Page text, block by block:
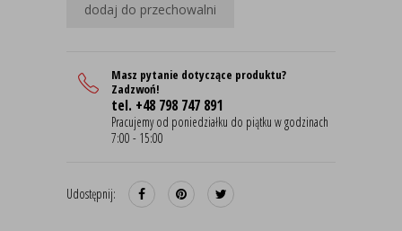
dodaj do przechowalni
Masz pytanie dotyczące produktu?
Zadzwoń!
tel. +48 798 747 891
Pracujemy od poniedziałku do piątku w godzinach
7:00 - 15:00
Udostępnij: